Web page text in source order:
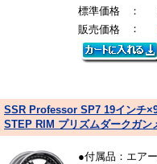
標準価格
：
販売価格
：
SSR Professor SP7 19インチ
STEP RIM プリズムダークガン
●付属品：エア